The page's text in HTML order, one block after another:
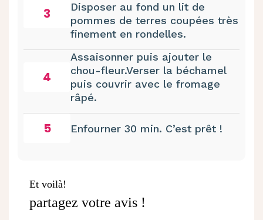
3
Disposer au fond un lit de
pommes de terres coupées très
finement en rondelles.
4
Assaisonner puis ajouter le
chou-fleur.Verser la béchamel
puis couvrir avec le fromage
râpé.
5 Enfourner 30 min. C’est prêt !
Et voilà!
partagez votre avis !